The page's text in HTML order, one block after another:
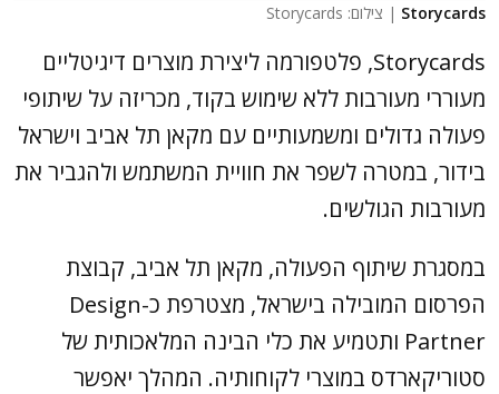
Storycards | צילום: Storycards
Storycards, פלטפורמה ליצירת מוצרים דיגיטליים
מעוררי מעורבות ללא שימוש בקוד, מכריזה על שיתופי
פעולה גדולים ומשמעותיים עם מקאן תל אביב וישראל
בידור, במטרה לשפר את חוויית המשתמש ולהגביר את
מעורבות הגולשים.
במסגרת שיתוף הפעולה, מקאן תל אביב, קבוצת
הפרסום המובילה בישראל, מצטרפת כ-Design
Partner ותטמיע את כלי הבינה המלאכותית של
סטוריקארדס במוצרי לקוחותיה. המהלך יאפשר